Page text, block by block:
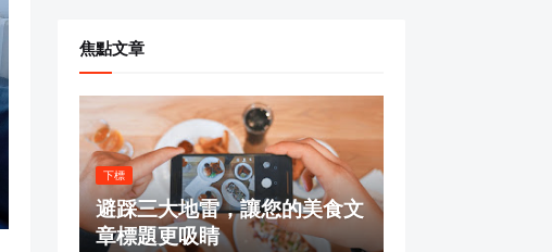
焦點文章
下標
避踩三大地雷，讓您的美食文
章標題更吸睛